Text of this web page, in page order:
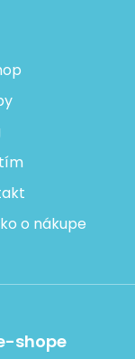
o nákupe
shope